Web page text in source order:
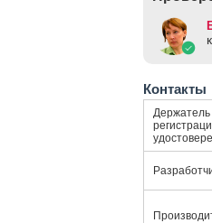
Контакты
Держатель